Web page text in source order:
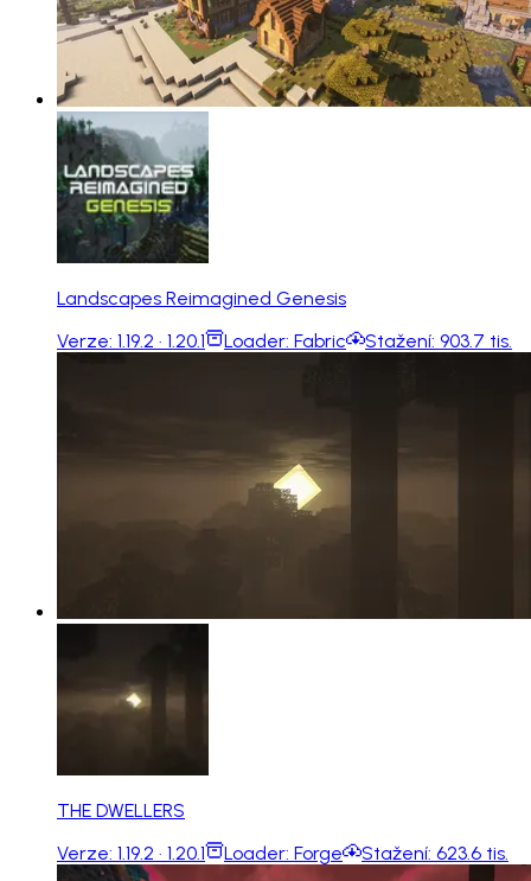
Landscapes Reimagined Genesis
Verze: 1.19.2 · 1.20.1 Loader: Fabric Stažení: 903.7 tis.
THE DWELLERS
Verze: 1.19.2 · 1.20.1 Loader: Forge Stažení: 623.6 tis.